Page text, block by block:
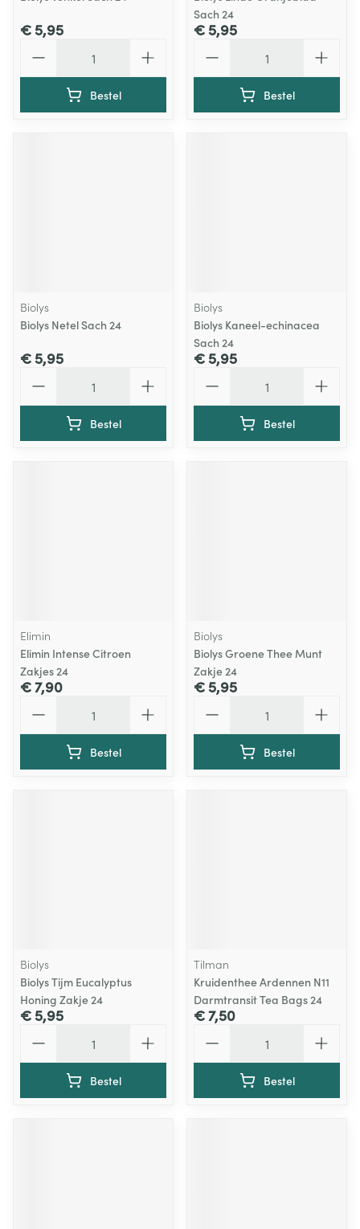
€ 5,95
Bestel
Sach 24
€ 5,95
Bestel
Biolys
Biolys Netel Sach 24
€ 5,95
Bestel
Biolys
Biolys Kaneel-echinacea
Sach 24
€ 5,95
Bestel
Elimin
Elimin Intense Citroen
Zakjes 24
€ 7,90
Bestel
Biolys
Biolys Groene Thee Munt
Zakje 24
€ 5,95
Bestel
Biolys
Biolys Tijm Eucalyptus
Honing Zakje 24
€ 5,95
Bestel
Tilman
Kruidenthee Ardennen N11
Darmtransit Tea Bags 24
€ 7,50
Bestel